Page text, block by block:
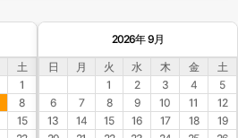
土
1
8
15
2026年 9月
日 月 火 水 木 金
土
1
2 3 4
5
6
7 8 9 10 11
12
13
14 15 16 17 18
19